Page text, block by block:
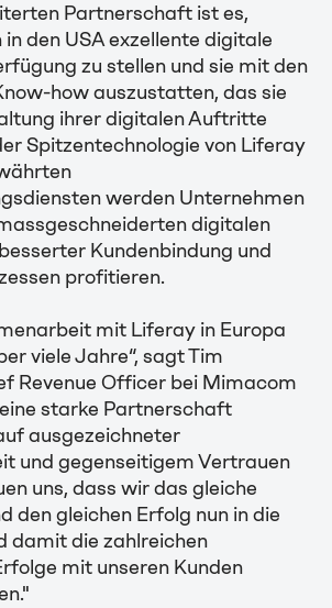
Partnerschaft ist es,
in den USA exzellente digitale
zu stellen und sie mit den
how auszustatten, das sie
ihrer digitalen Auftritte
Spitzentechnologie von Liferay
werden Unternehmen
digitalen
Kundenbindung und
profitieren.
mit Liferay in Europa
viele Jahre“, sagt Tim
Revenue Officer bei Mimacom
starke Partnerschaft
ausgezeichneter
und gegenseitigem Vertrauen
uns, dass wir das gleiche
den gleichen Erfolg nun in die
damit die zahlreichen
mit unseren Kunden